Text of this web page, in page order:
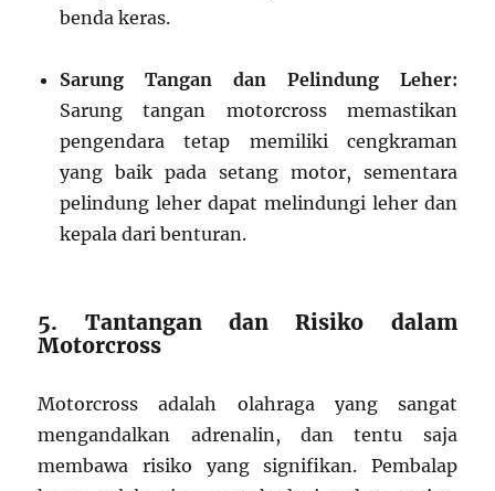
benda keras.
Sarung Tangan dan Pelindung Leher:
Sarung tangan motorcross memastikan
pengendara tetap memiliki cengkraman
yang baik pada setang motor, sementara
pelindung leher dapat melindungi leher dan
kepala dari benturan.
5. Tantangan dan Risiko dalam
Motorcross
Motorcross adalah olahraga yang sangat
mengandalkan adrenalin, dan tentu saja
membawa risiko yang signifikan. Pembalap